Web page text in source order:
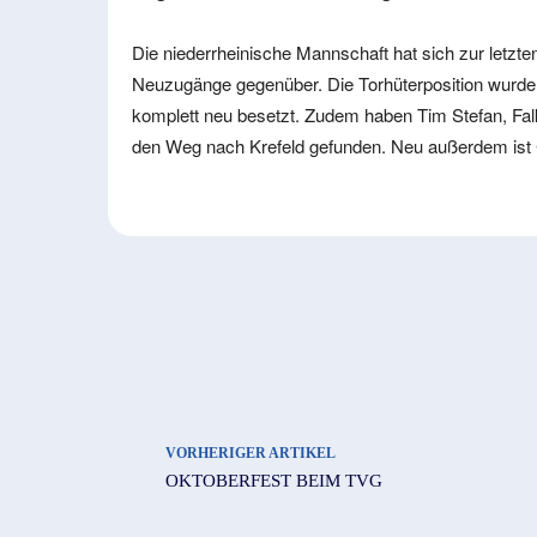
Die niederrheinische Mannschaft hat sich zur
Neuzugänge gegenüber. Die Torhüterposition
komplett neu besetzt. Zudem haben Tim Stefan,
den Weg nach Krefeld gefunden. Neu außerdem
VORHERIGER ARTIKEL
OKTOBERFEST BEIM TVG